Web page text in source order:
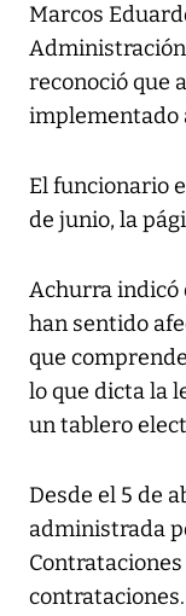
Marcos
Administración
reconoció que
implementado
El funcionario
de junio, la
Achurra indicó
han sentido
que
lo que dicta la
un tablero
Desde el 5 de
administrada